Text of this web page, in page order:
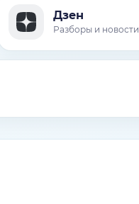
Дзен
Разборы и новости